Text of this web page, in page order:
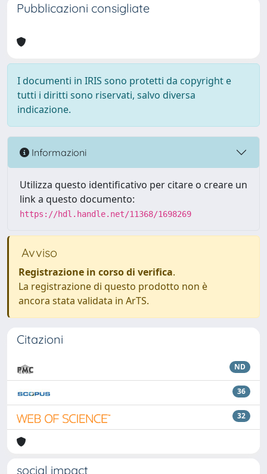
Pubblicazioni consigliate
I documenti in IRIS sono protetti da copyright e
tutti i diritti sono riservati, salvo diversa
indicazione.
Informazioni
Utilizza questo identificativo per citare o creare un
link a questo documento:
https://hdl.handle.net/11368/1698269
Avviso
Registrazione in corso di verifica.
La registrazione di questo prodotto non è
ancora stata validata in ArTS.
Citazioni
ND
36
32
social impact